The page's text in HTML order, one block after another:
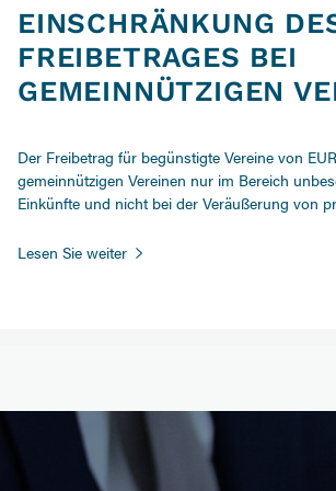
EINSCHRÄNKUNG
FREIBETRAGES BEI
GEMEINNÜTZIGEN
Der Freibetrag für begünstigte Vereine von
gemeinnützigen Vereinen nur im Bereich
Einkünfte und nicht bei der Veräußerung von
Lesen Sie weiterEinschränkung